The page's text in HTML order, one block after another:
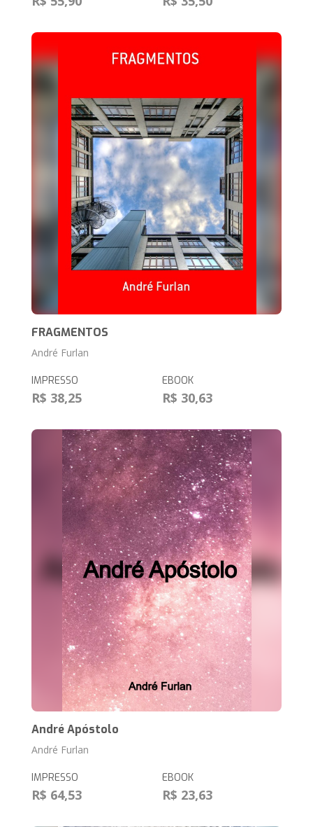
FRAGMENTOS
André Furlan
IMPRESSO
R$ 38,25
EBOOK
R$ 30,63
André Apóstolo
André Furlan
IMPRESSO
R$ 64,53
EBOOK
R$ 23,63